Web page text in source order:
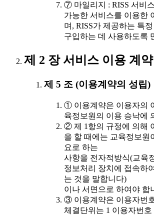
⑦ 마일리지 : RISS 서비
가능한 서비스를 이용한
며, RISS가 제공하는 특
구입하는 데 사용하도록
제 2 장 서비스 이용 계약
제 5 조 (이용계약의 성립)
① 이용계약은 이용자의
육정보원의 이용 승낙에
② 제 1항의 규정에 의해
을 할 때에는 교육정보원
요로 하는
사항을 전자적방식(교육
정보처리 장치에 접속하
는 것을 말합니다)
이나 서면으로 하여야 합
③ 이용계약은 이용자번
체결단위는 1 이용자번호